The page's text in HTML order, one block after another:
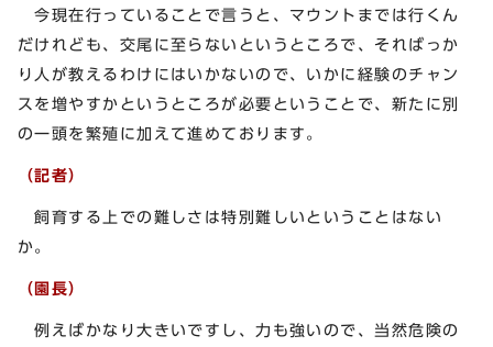
今現在行っていることで言うと、マウントまでは行くん
だけれども、交尾に至らないというところで、そればっか
り人が教えるわけにはいかないので、いかに経験のチャン
スを増やすかというところが必要ということで、新たに別
の一頭を繁殖に加えて進めております。
（記者）
飼育する上での難しさは特別難しいということはない
か。
（園長）
例えばかなり大きいですし、力も強いので、当然危険の